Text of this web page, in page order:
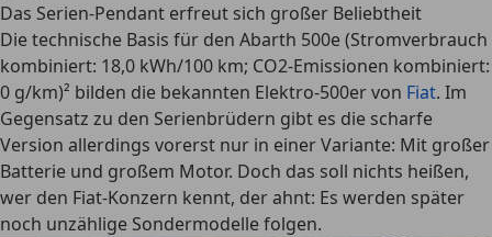
Das Serien-Pendant erfreut sich großer Beliebtheit
Die technische Basis für den Abarth 500e (Stromverbrauch
kombiniert: 18,0 kWh/100 km; CO2-Emissionen kombiniert:
0 g/km)² bilden die bekannten Elektro-500er von Fiat. Im
Gegensatz zu den Serienbrüdern gibt es die scharfe
Version allerdings vorerst nur in einer Variante: Mit großer
Batterie und großem Motor. Doch das soll nichts heißen,
wer den Fiat-Konzern kennt, der ahnt: Es werden später
noch unzählige Sondermodelle folgen.